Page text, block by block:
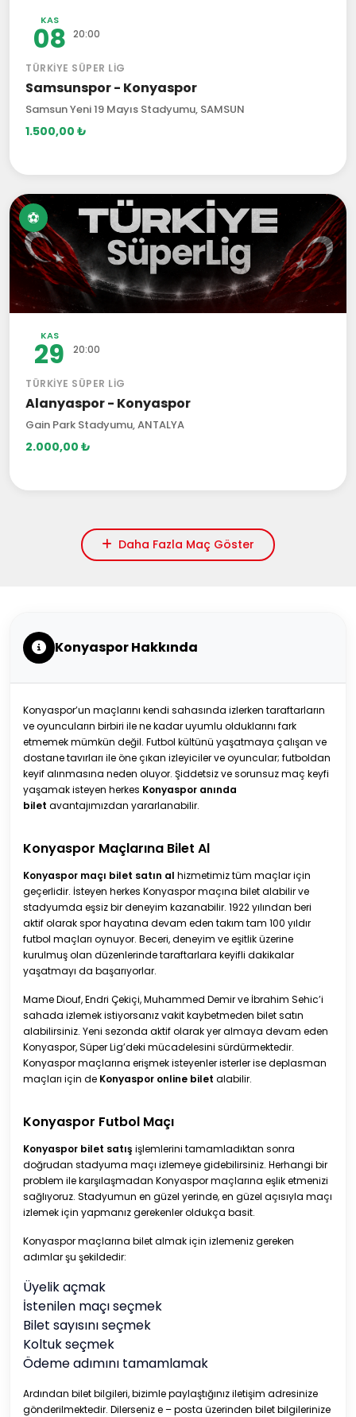
KAS
08 20:00
TÜRKIYE SÜPER LIG
Samsunspor - Konyaspor
Samsun Yeni 19 Mayıs Stadyumu, SAMSUN
1.500,00 ₺
⚽
KAS
29 20:00
TÜRKIYE SÜPER LIG
Alanyaspor - Konyaspor
Gain Park Stadyumu, ANTALYA
2.000,00 ₺
Daha Fazla Maç Göster
Konyaspor Hakkında
Konyaspor’un maçlarını kendi sahasında izlerken taraftarların
ve oyuncuların birbiri ile ne kadar uyumlu olduklarını fark
etmemek mümkün değil. Futbol kültünü yaşatmaya çalışan ve
dostane tavırları ile öne çıkan izleyiciler ve oyuncular; futboldan
keyif alınmasına neden oluyor. Şiddetsiz ve sorunsuz maç keyfi
yaşamak isteyen herkes Konyaspor anında
bilet avantajımızdan yararlanabilir.
Konyaspor Maçlarına Bilet Al
Konyaspor maçı bilet satın al hizmetimiz tüm maçlar için
geçerlidir. İsteyen herkes Konyaspor maçına bilet alabilir ve
stadyumda eşsiz bir deneyim kazanabilir. 1922 yılından beri
aktif olarak spor hayatına devam eden takım tam 100 yıldır
futbol maçları oynuyor. Beceri, deneyim ve eşitlik üzerine
kurulmuş olan düzenlerinde taraftarlara keyifli dakikalar
yaşatmayı da başarıyorlar.
Mame Diouf, Endri Çekiçi, Muhammed Demir ve İbrahim Sehic’i
sahada izlemek istiyorsanız vakit kaybetmeden bilet satın
alabilirsiniz. Yeni sezonda aktif olarak yer almaya devam eden
Konyaspor, Süper Lig’deki mücadelesini sürdürmektedir.
Konyaspor maçlarına erişmek isteyenler isterler ise deplasman
maçları için de Konyaspor online bilet alabilir.
Konyaspor Futbol Maçı
Konyaspor bilet satış işlemlerini tamamladıktan sonra
doğrudan stadyuma maçı izlemeye gidebilirsiniz. Herhangi bir
problem ile karşılaşmadan Konyaspor maçlarına eşlik etmenizi
sağlıyoruz. Stadyumun en güzel yerinde, en güzel açısıyla maçı
izlemek için yapmanız gerekenler oldukça basit.
Konyaspor maçlarına bilet almak için izlemeniz gereken
adımlar şu şekildedir:
Üyelik açmak
İstenilen maçı seçmek
Bilet sayısını seçmek
Koltuk seçmek
Ödeme adımını tamamlamak
Ardından bilet bilgileri, bizimle paylaştığınız iletişim adresinize
gönderilmektedir. Dilerseniz e – posta üzerinden bilet bilgilerinize